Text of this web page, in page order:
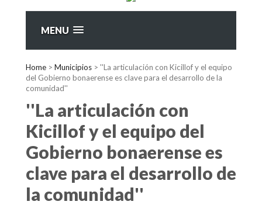
MENU
Home > Municipios > ''La articulación con Kicillof y el equipo
del Gobierno bonaerense es clave para el desarrollo de la
comunidad''
''La articulación con
Kicillof y el equipo del
Gobierno bonaerense es
clave para el desarrollo de
la comunidad''